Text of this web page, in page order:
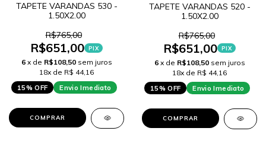
TAPETE VARANDAS 530 -
1.50X2.00
R$765,00
R$651,00 PIX
6 x de R$108,50 sem juros
18x de R$ 44,16
15% OFF
Envio Imediato
COMPRAR
TAPETE VARANDAS 520 -
1.50X2.00
R$765,00
R$651,00 PIX
6 x de R$108,50 sem juros
18x de R$ 44,16
15% OFF
Envio Imediato
COMPRAR